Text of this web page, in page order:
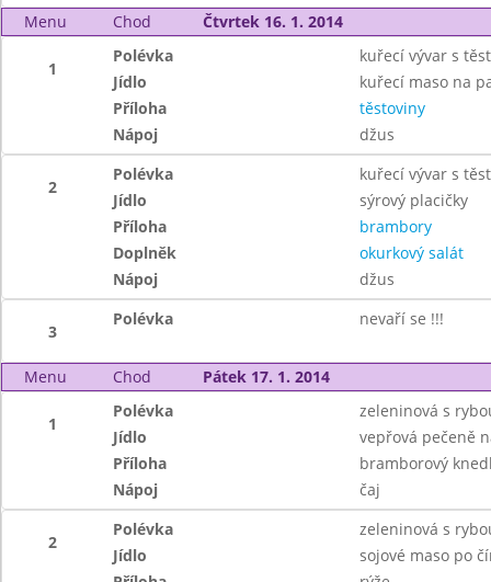
Menu
Chod Čtvrtek 16. 1. 2014
1
Polévka
kuřecí vývar s
Jídlo
kuřecí maso na
Příloha
těstoviny
Nápoj
džus
2
Polévka
kuřecí vývar s
Jídlo
sýrový placičky
Příloha
brambory
Doplněk
okurkový salát
Nápoj
džus
3
Polévka nevaří se !!!
Menu Chod Pátek 17. 1. 2014
1
Polévka
zeleninová s
Jídlo
vepřová pečeně
Příloha
bramborový
Nápoj
čaj
2
Polévka
zeleninová s
Jídlo
sojové maso po